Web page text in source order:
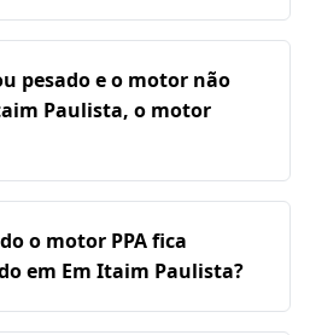
pesado e o motor não
Paulista, o motor
o motor PPA fica
em Em Itaim Paulista?